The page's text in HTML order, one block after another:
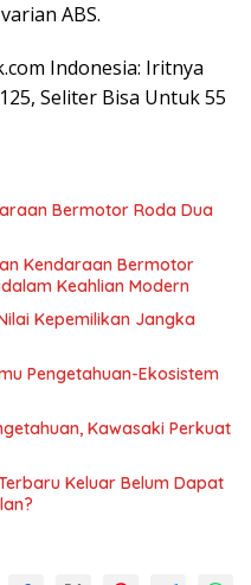
ABS.
Indonesia: Iritnya
Seliter Bisa Untuk 55
Bermotor Roda Dua
Kendaraan Bermotor
Keahlian Modern
Kepemilikan Jangka
Pengetahuan-Ekosistem
Kawasaki Perkuat
Keluar Belum Dapat